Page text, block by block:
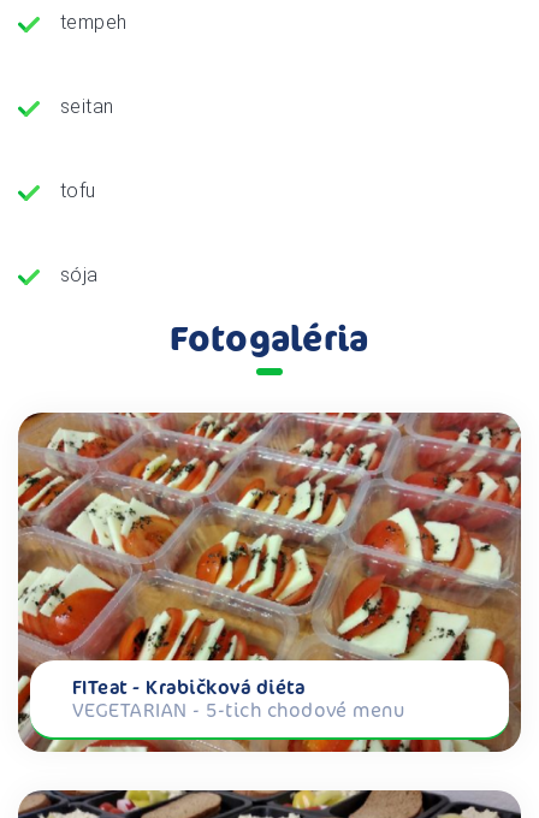
tempeh
seitan
tofu
sója
Fotogaléria
FITeat - Krabičková diéta
VEGETARIAN - 5-tich chodové menu